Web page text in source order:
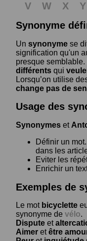
V W X Y
Synonyme
Un synonyme se
signification qu'un
presque semblable.
différents qui
Lorsqu’on utilise
change pas de
Usage des
Synonymes et
Définir un
dans les
Eviter les
Enrichir un
Exemples de
Le mot bicyclette
synonyme de vélo.
Dispute et
Aimer etêtre